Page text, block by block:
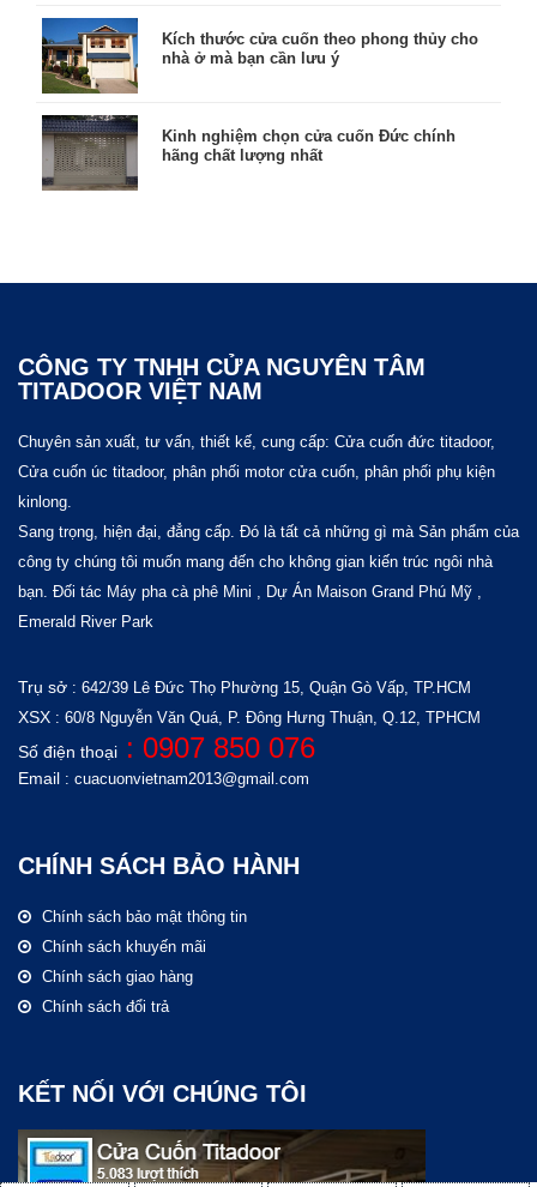
Kích thước cửa cuốn theo phong thủy cho
nhà ở mà bạn cần lưu ý
Kinh nghiệm chọn cửa cuốn Đức chính
hãng chất lượng nhất
CÔNG TY TNHH CỬA NGUYÊN TÂM
TITADOOR VIỆT NAM
Chuyên sản xuất, tư vấn, thiết kế, cung cấp: Cửa cuốn đức titadoor,
Cửa cuốn úc titadoor, phân phối motor cửa cuốn, phân phối phụ kiện
kinlong.
Sang trọng, hiện đại, đẳng cấp. Đó là tất cả những gì mà Sản phẩm của
công ty chúng tôi muốn mang đến cho không gian kiến trúc ngôi nhà
bạn. Đối tác Máy pha cà phê Mini , Dự Án Maison Grand Phú Mỹ ,
Emerald River Park
Trụ sở : 642/39 Lê Đức Thọ Phường 15, Quận Gò Vấp, TP.HCM
XSX : 60/8 Nguyễn Văn Quá, P. Đông Hưng Thuận, Q.12, TPHCM
Số điện thoại : 0907 850 076
Email : cuacuonvietnam2013@gmail.com
CHÍNH SÁCH BẢO HÀNH
Chính sách bảo mật thông tin
Chính sách khuyến mãi
Chính sách giao hàng
Chính sách đổi trả
KẾT NỐI VỚI CHÚNG TÔI